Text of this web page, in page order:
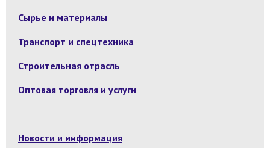
Сырье и материалы
Транспорт и спецтехника
Строительная отрасль
Оптовая торговля и услуги
Новости и информация